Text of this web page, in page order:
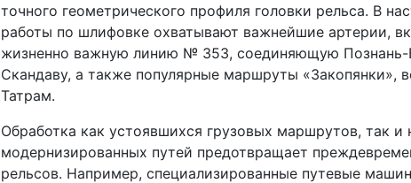
точного геометрического профиля головки рельса. В
работы по шлифовке охватывают важнейшие артерии,
жизненно важную линию № 353, соединяющую Познань-
Скандаву, а также популярные маршруты «Закопянки»,
Татрам.
Обработка как устоявшихся грузовых маршрутов, так и
модернизированных путей предотвращает
рельсов. Например, специализированные путевые